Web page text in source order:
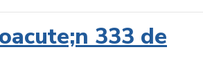
333 de